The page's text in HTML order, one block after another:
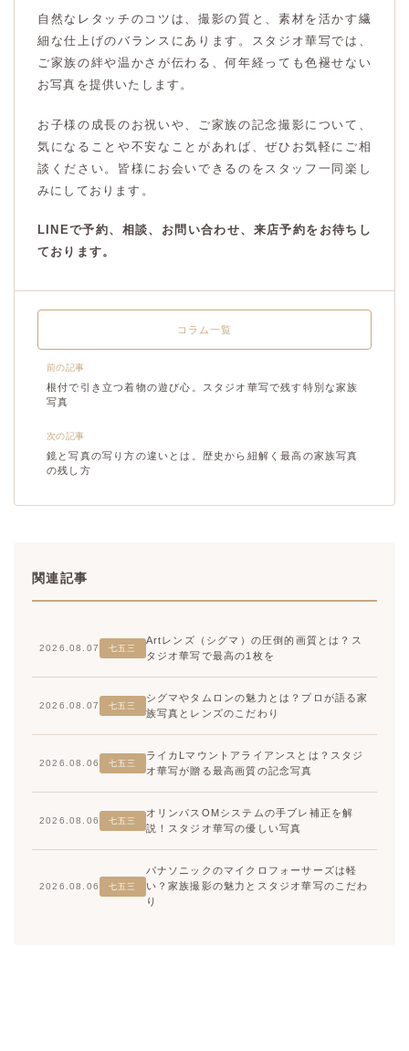
自然なレタッチのコツは、撮影の質と、素材を活かす繊
細な仕上げのバランスにあります。スタジオ華写では、
ご家族の絆や温かさが伝わる、何年経っても色褪せない
お写真を提供いたします。
お子様の成長のお祝いや、ご家族の記念撮影について、
気になることや不安なことがあれば、ぜひお気軽にご相
談ください。皆様にお会いできるのをスタッフ一同楽し
みにしております。
LINEで予約、相談、お問い合わせ、来店予約をお待ちし
ております。
前の記事
根付で引き立つ着物の遊び心。スタジオ華写で残す特別な家族
写真
コラム一覧
次の記事
鏡と写真の写り方の違いとは。歴史から紐解く最高の家族写真
の残し方
関連記事
2026.08.07 七五三
Artレンズ（シグマ）の圧倒的画質とは？ス
タジオ華写で最高の1枚を
2026.08.07 七五三
シグマやタムロンの魅力とは？プロが語る家
族写真とレンズのこだわり
2026.08.06 七五三
ライカLマウントアライアンスとは？スタジ
オ華写が贈る最高画質の記念写真
2026.08.06 七五三
オリンパスOMシステムの手ブレ補正を解
説！スタジオ華写の優しい写真
2026.08.06 七五三
パナソニックのマイクロフォーサーズは軽
い？家族撮影の魅力とスタジオ華写のこだわ
り